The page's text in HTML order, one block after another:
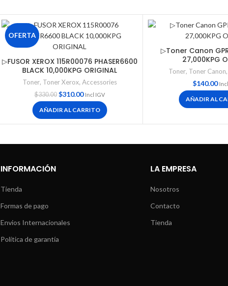
OFERTA
▷FUSOR XEROX 115R00076 PHASER6600
BLACK 10,000KPG ORIGINAL
Toner, Toner Xerox, Accessories
$330.00 $310.00 Incl IGV
AÑADIR AL CARRITO
▷Toner Canon
27,000KPG
Toner, Toner Canon,
$140.00
AÑADIR AL
INFORMACIÓN
Tienda
Formas de pago
Envios Internacionales
Política de garantía
LA EMPRESA
Nosotros
Contacto
Tienda